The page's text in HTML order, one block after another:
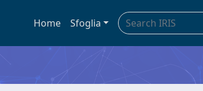
Home Sfoglia